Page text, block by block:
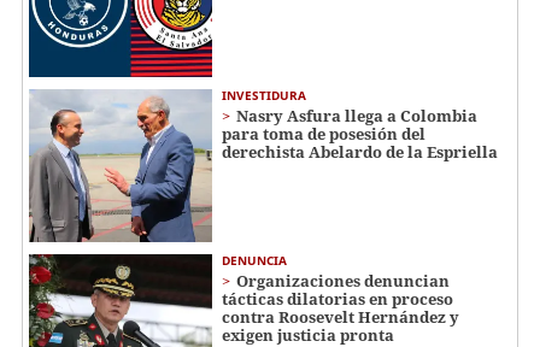
INVESTIDURA
Nasry Asfura llega a Colombia
para toma de posesión del
derechista Abelardo de la Espriella
DENUNCIA
Organizaciones denuncian
tácticas dilatorias en proceso
contra Roosevelt Hernández y
exigen justicia pronta